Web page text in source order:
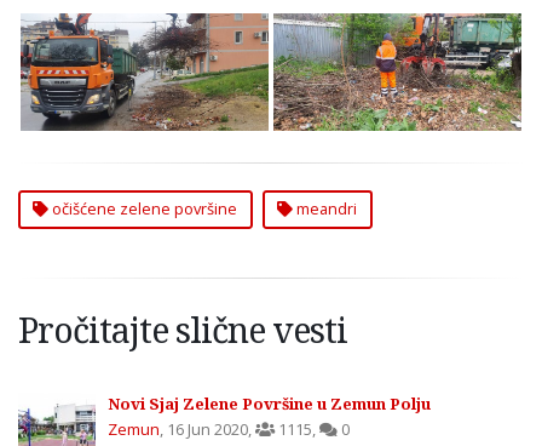
Očišćene Zelene
Površine u Meandrima
u Zemunu
Očišćene Zelene
Površine u Meandrima
u Zemunu
očišćene zelene površine meandri
Pročitajte slične vesti
Novi Sjaj Zelene Površine u Zemun Polju
Zemun, 16 Jun 2020, 1115, 0